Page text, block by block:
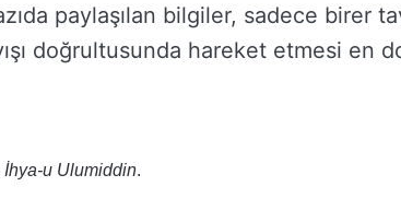
paylaşılan bilgiler, sadece birer
doğrultusunda hareket etmesi en
İhya-u Ulumiddin.